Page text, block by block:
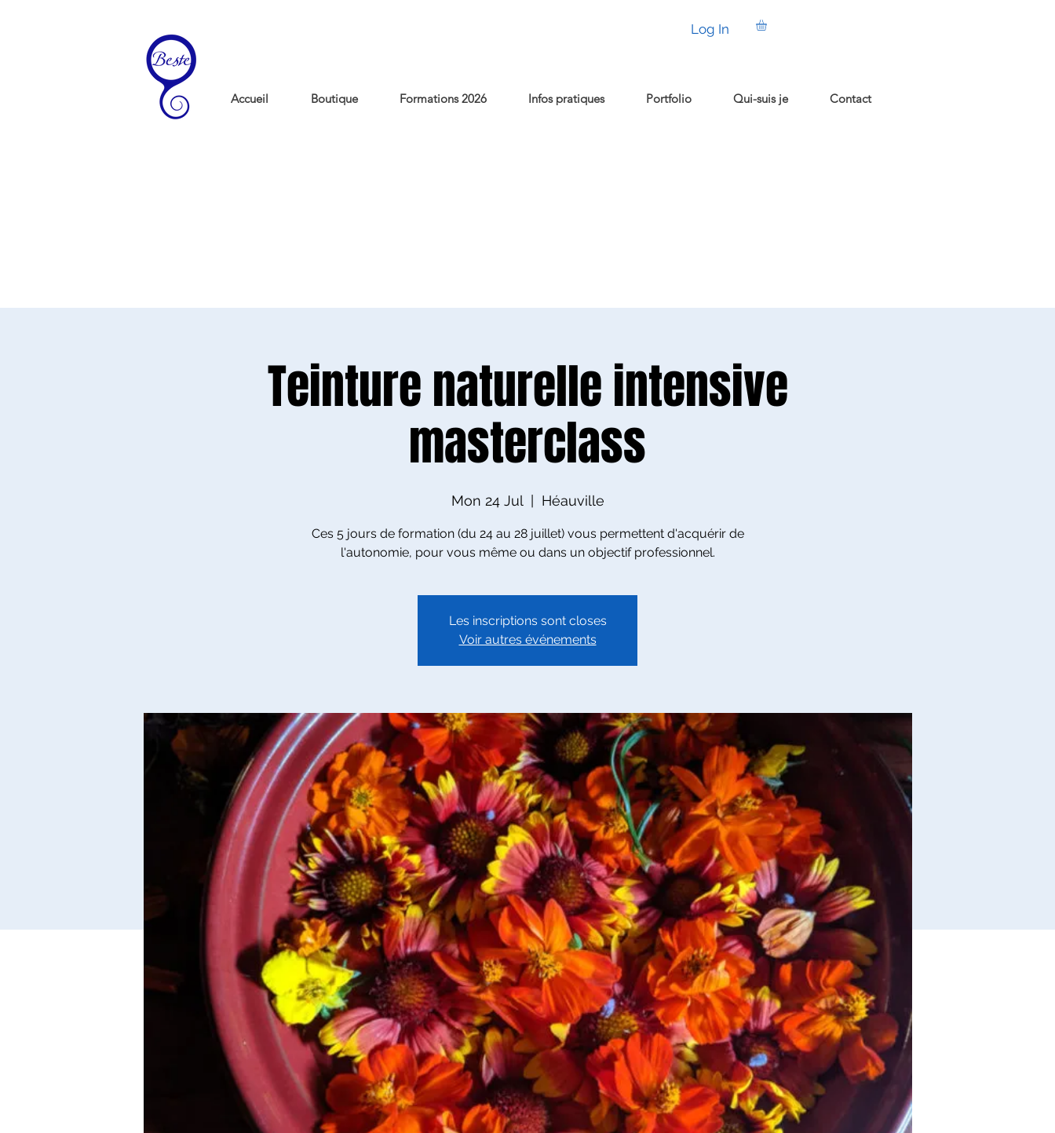
Log In
Teinture naturelle intensive
masterclass
Mon 24 Jul
  |
Héauville
Ces 5 jours de formation (du 24 au 28 juillet) vous permettent d'acquérir de
l'autonomie, pour vous même ou dans un objectif professionnel.
Les inscriptions sont closes
Voir autres événements
Accueil Boutique Formations 2026 Infos pratiques Portfolio Qui-suis je Contact